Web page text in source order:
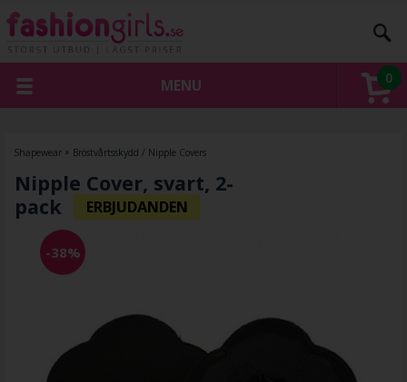
0
MENU
Shapewear» Bröstvårtsskydd / Nipple Covers
Nipple Cover, svart, 2-
pack
-38%